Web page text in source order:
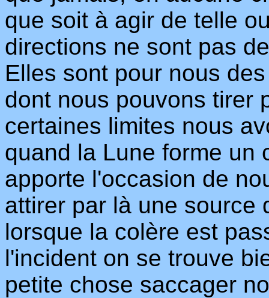
que soit à agir de telle
directions ne sont pas
Elles sont pour nous
dont nous pouvons tirer
certaines limites nous
quand la Lune forme un
apporte l'occasion de
attirer par là une source
lorsque la colère est
l'incident on se trouve
petite chose saccager